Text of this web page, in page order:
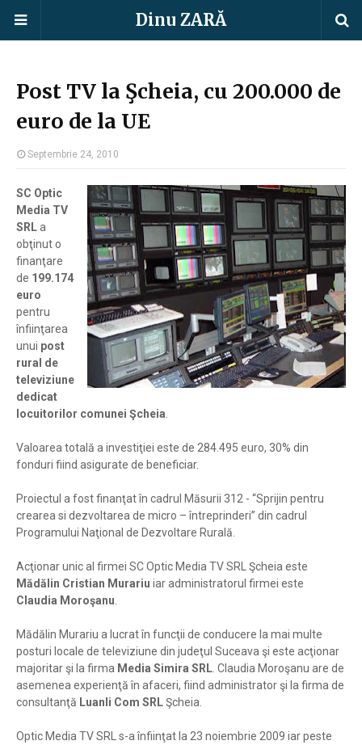
Dinu ZARĂ
Post TV la Şcheia, cu 200.000 de
euro de la UE
Septembrie 24, 2010
SC Optic
Media TV
SRLa
obţinut o
finanţare
de 199.174
euro
pentru
înfiinţarea
unui post
rural de
televiziune
dedicat
locuitorilor comunei Şcheia
Valoarea totală a investiţiei este de 284.495 euro, 30% din
fonduri fiind asigurate de beneficiar.
Proiectul a fost finanţat în cadrul Măsurii 312 - “Sprijin pentru
crearea si dezvoltarea de micro – întreprinderi” din cadrul
Programului Naţional de Dezvoltare Rurală.
Acţionar unic al firmei SC Optic Media TV SRL Şcheia este
Mădălin Cristian Murariu iar administratorul firmei este
Claudia Moroşanu
Mădălin Murariu a lucrat în funcţii de conducere la mai multe
posturi locale de televiziune din judeţul Suceava şi este acţionar
majoritar şi la firma Media Simira SRL . Claudia Moroşanu are de
asemenea experienţă în afaceri, fiind administrator şi la firma de
consultanţă Luanli Com SRLŞcheia.
Optic Media TV SRL s-a înfiinţat la 23 noiembrie 2009 iar peste